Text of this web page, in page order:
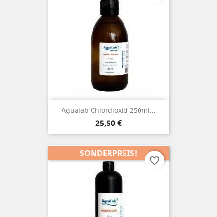
Agualab Chlordioxid 250ml...
Preis
25,50 €
SONDERPREIS!
favorite_border